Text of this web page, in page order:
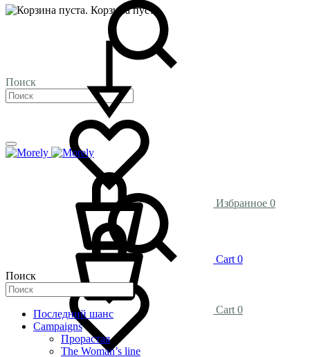
Поиск
Избранное 0
Cart 0
Корзина пуста.
Cart 0
Поиск
Последний шанс
Campaigns
Прорастая
The Woman’s line